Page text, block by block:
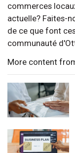
commerces
actuelle? Faites-
de ce que font
communauté
More content